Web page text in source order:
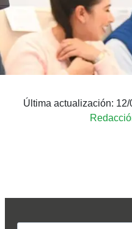
Última actualización: 12/